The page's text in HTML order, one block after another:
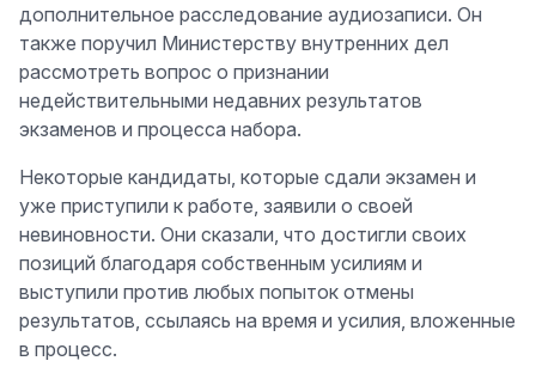
дополнительное расследование аудиозаписи. Он
также поручил Министерству внутренних дел
рассмотреть вопрос о признании
недействительными недавних результатов
экзаменов и процесса набора.
Некоторые кандидаты, которые сдали экзамен и
уже приступили к работе, заявили о своей
невиновности. Они сказали, что достигли своих
позиций благодаря собственным усилиям и
выступили против любых попыток отмены
результатов, ссылаясь на время и усилия, вложенные
в процесс.